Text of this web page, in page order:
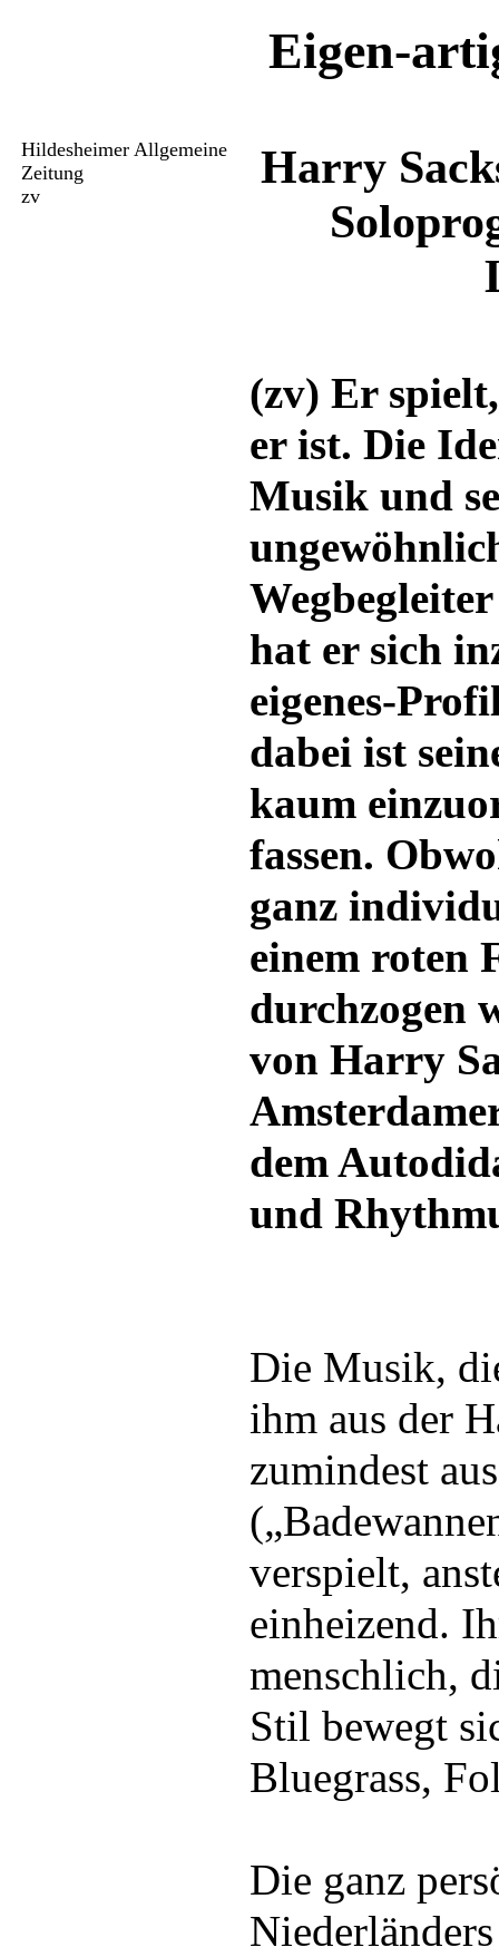
Hildesheimer Allgemeine
Zeitung
zv
Eigen-
Harry
(zv) Er
er ist. Die
Musik und
hat er sich
eigenes-
dabei ist
kaum
fassen.
ganz
einem roten
durchzogen
von Harry
dem
und
Die Musik,
ihm aus der
zumindest
verspielt,
einheizend.
menschlich,
Stil bewegt
Bluegrass,
Die ganz